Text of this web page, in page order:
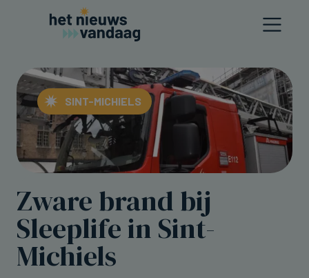
SINT-MICHIELS
Zware brand bij
Sleeplife in Sint-
Michiels